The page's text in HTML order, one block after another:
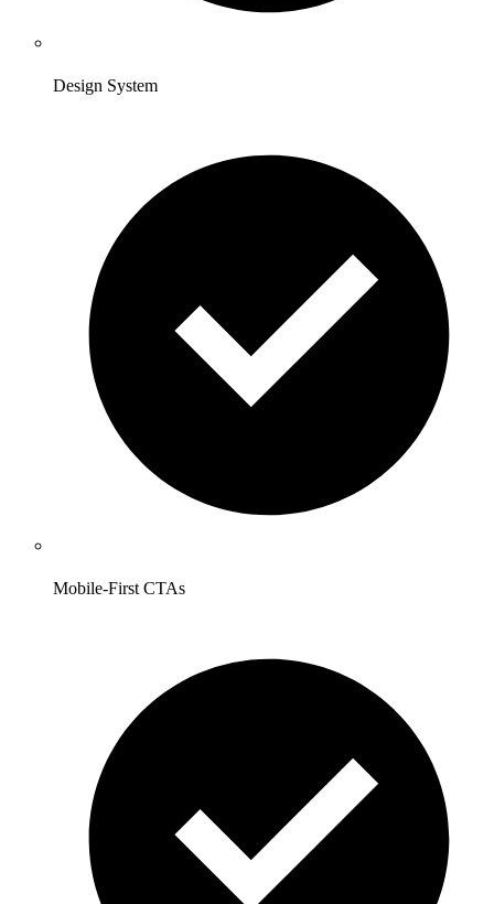
Design System
Mobile-First CTAs